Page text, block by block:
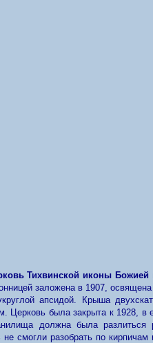
Тихвинской иконы Божией
заложена в 1907,
апсидой. Крыша
Церковь была закрыта к 1928, в
должна была
смогли разобрать по